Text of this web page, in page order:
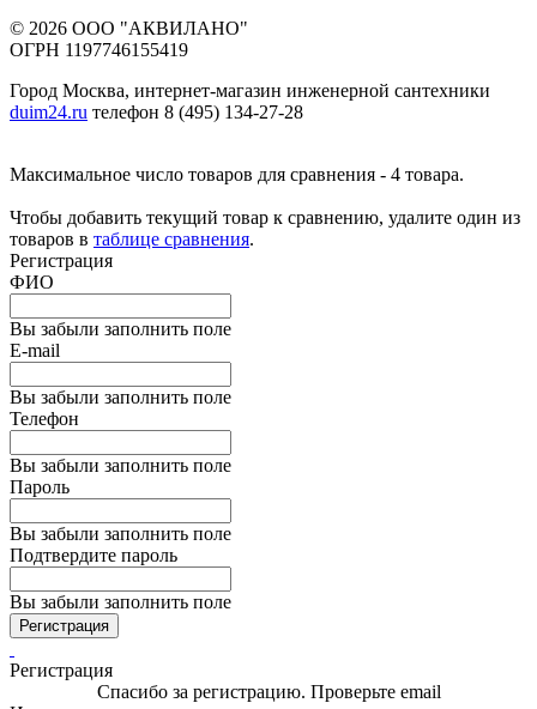
© 2026 ООО "АКВИЛАНО"
ОГРН 1197746155419
Город Москва, интернет-магазин инженерной сантехники
duim24.ru телефон 8 (495) 134-27-28
Максимальное число товаров для сравнения - 4 товара.
Чтобы добавить текущий товар к сравнению, удалите один из
товаров в таблице сравнения.
Регистрация
ФИО
Вы забыли заполнить поле
E-mail
Вы забыли заполнить поле
Телефон
Вы забыли заполнить поле
Пароль
Вы забыли заполнить поле
Подтвердите пароль
Вы забыли заполнить поле
Регистрация
Регистрация
Спасибо за регистрацию. Проверьте email